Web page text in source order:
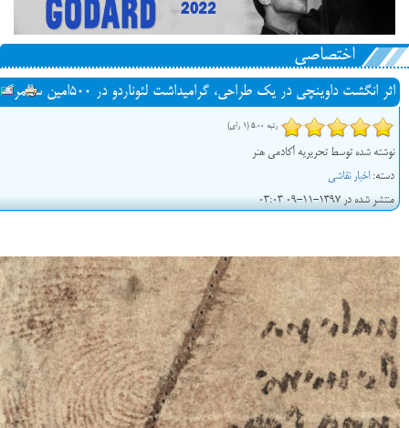
اختصاصی
اثر انگشت داوینچی در یک طراحی، گرامیداشت لئوناردو در 500امین سالمرگ
رتبه 5.00 (1 رای)
نوشته شده توسط تحریریه آکادمی هنر
دسته: اخبار نقاشی
منتشر شده در 1397-11-09 03:03